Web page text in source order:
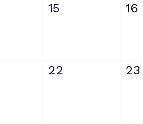
15 16
22 23